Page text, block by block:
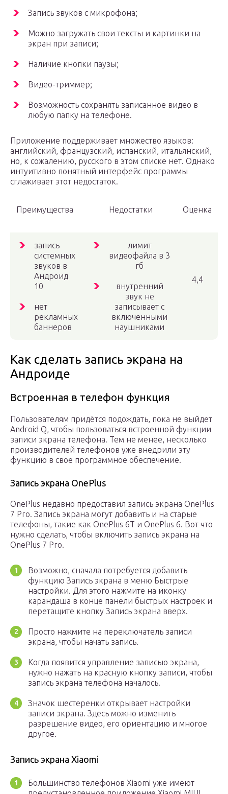
Запись звуков с микрофона;
Можно загружать свои тексты и картинки на
экран при записи;
Наличие кнопки паузы;
Видео-триммер;
Возможность сохранять записанное видео в
любую папку на телефоне.
Приложение поддерживает множество языков:
английский, французский, испанский, итальянский,
но, к сожалению, русского в этом списке нет. Однако
интуитивно понятный интерфейс программы
сглаживает этот недостаток.
Преимущества Недостатки Оценка
запись
системных
звуков в
Андроид
10
нет
рекламных
баннеров
лимит
видеофайла в 3
гб
внутренний
звук не
записывает с
включенными
наушниками
4,4
Как сделать запись экрана на
Андроиде
Встроенная в телефон функция
Пользователям придётся подождать, пока не выйдет
Android Q, чтобы пользоваться встроенной функции
записи экрана телефона. Тем не менее, несколько
производителей телефонов уже внедрили эту
функцию в свое программное обеспечение.
Запись экрана OnePlus
OnePlus недавно предоставил запись экрана OnePlus
7 Pro. Запись экрана могут добавить и на старые
телефоны, такие как OnePlus 6T и OnePlus 6. Вот что
нужно сделать, чтобы включить запись экрана на
OnePlus 7 Pro.
Возможно, сначала потребуется добавить
функцию Запись экрана в меню Быстрые
настройки. Для этого нажмите на иконку
карандаша в конце панели быстрых настроек и
перетащите кнопку Запись экрана вверх.
Просто нажмите на переключатель записи
экрана, чтобы начать запись.
Когда появится управление записью экрана,
нужно нажать на красную кнопку записи, чтобы
запись экрана телефона началось.
Значок шестеренки открывает настройки
записи экрана. Здесь можно изменить
разрешение видео, его ориентацию и многое
другое.
Запись экрана Xiaomi
Большинство телефонов Xiaomi уже имеют